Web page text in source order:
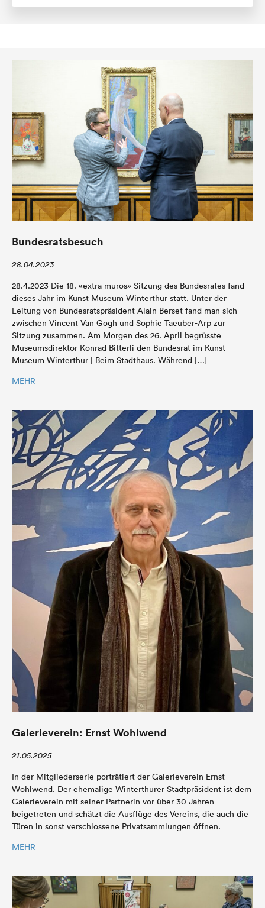
Bundesratsbesuch
28.04.2023
28.4.2023 Die 18. «extra muros» Sitzung des Bundesrates fand
dieses Jahr im Kunst Museum Winterthur statt. Unter der
Leitung von Bundesratspräsident Alain Berset fand man sich
zwischen Vincent Van Gogh und Sophie Taeuber-Arp zur
Sitzung zusammen. Am Morgen des 26. April begrüsste
Museumsdirektor Konrad Bitterli den Bundesrat im Kunst
Museum Winterthur | Beim Stadthaus. Während […]
MEHR
Galerieverein: Ernst Wohlwend
21.05.2025
In der Mitgliederserie porträtiert der Galerieverein Ernst
Wohlwend. Der ehemalige Winterthurer Stadtpräsident ist dem
Galerieverein mit seiner Partnerin vor über 30 Jahren
beigetreten und schätzt die Ausflüge des Vereins, die auch die
Türen in sonst verschlossene Privatsammlungen öffnen.
MEHR